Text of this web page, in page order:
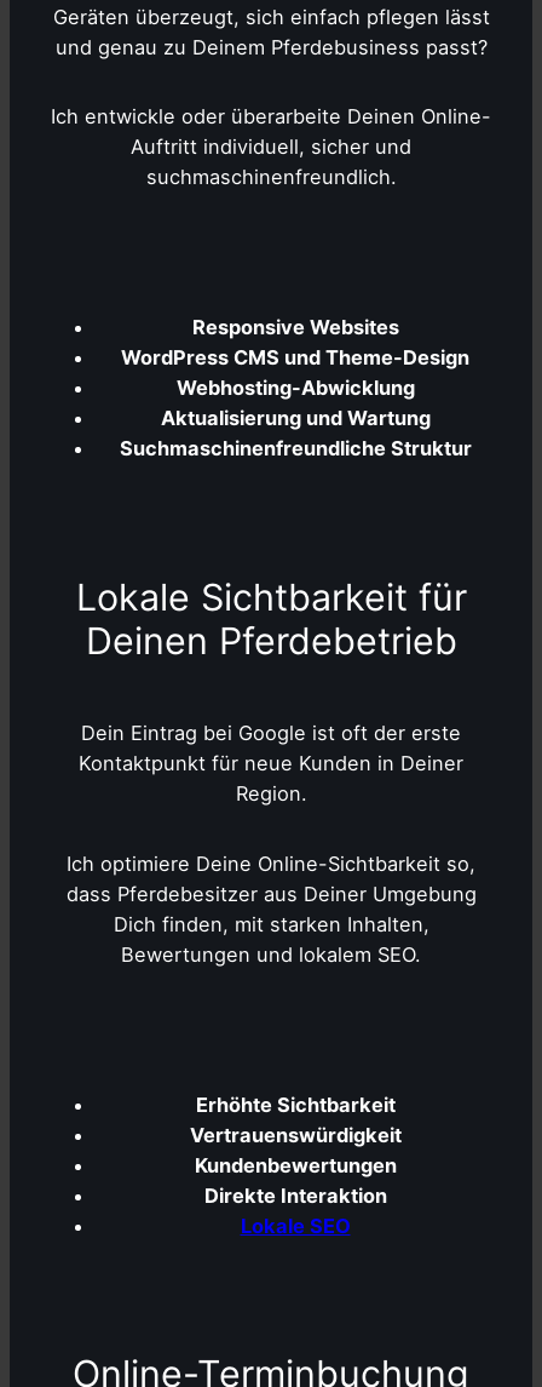
Geräten überzeugt, sich einfach pflegen lässt
und genau zu Deinem Pferdebusiness passt?
Ich entwickle oder überarbeite Deinen Online-
Auftritt individuell, sicher und
suchmaschinenfreundlich.
Responsive Websites
WordPress CMS und Theme-Design
Webhosting-Abwicklung
Aktualisierung und Wartung
Suchmaschinenfreundliche Struktur
Lokale Sichtbarkeit für
Deinen Pferdebetrieb
Dein Eintrag bei Google ist oft der erste
Kontaktpunkt für neue Kunden in Deiner
Region.
Ich optimiere Deine Online-Sichtbarkeit so,
dass Pferdebesitzer aus Deiner Umgebung
Dich finden, mit starken Inhalten,
Bewertungen und lokalem SEO.
Erhöhte Sichtbarkeit
Vertrauenswürdigkeit
Kundenbewertungen
Direkte Interaktion
Lokale SEO
Online-Terminbuchung